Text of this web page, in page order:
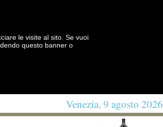
le visite al sito. Se vuoi
questo banner o
Venezia, 9 agosto 2026